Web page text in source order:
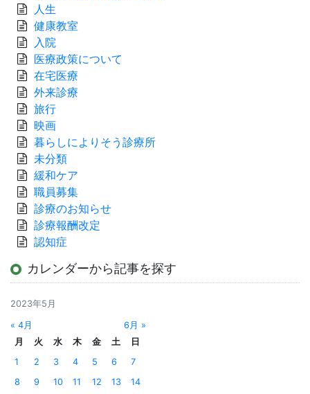
人生
健康教室
入院
医療政策について
在宅医療
外来診療
旅行
映画
暮らしによりそう診療所
未分類
緩和ケア
職員募集
診療のお知らせ
診療報酬改定
認知症
カレンダーから記事を探す
2023年5月
« 4月
6月 »
月
火 水 木 金 土
日
1
2 3 4 5 6
7
8
9 10 11 12 13 14